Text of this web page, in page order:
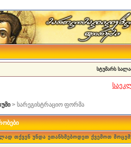
სტუმარს
> სარეგისტრაციო ფორმა
თქვენ უნდა ეთანხმებოდეთ ქვემოთ